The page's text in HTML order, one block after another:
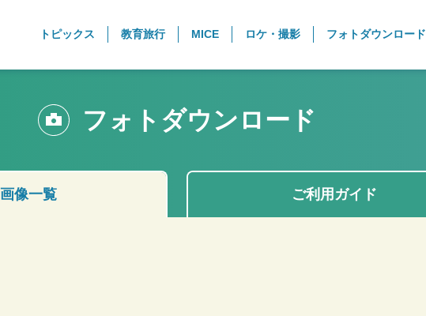
トピックス 教育旅行 MICE ロケ・撮影 フォトダウンロード
フォトダウンロード
画像一覧 ご利用ガイド